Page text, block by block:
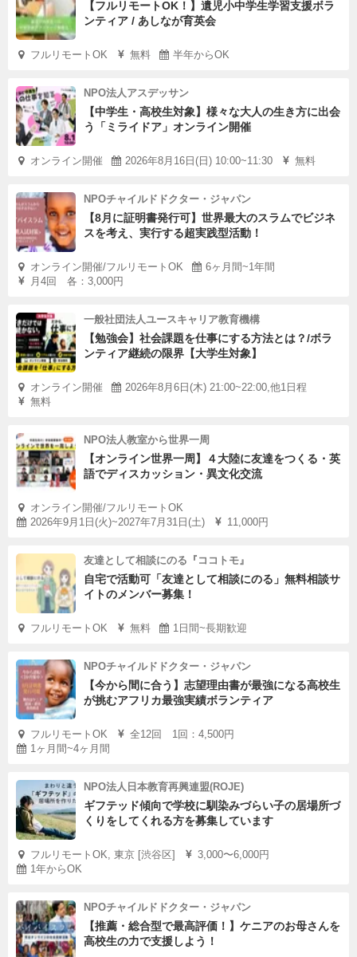
【フルリモートOK！】遺児小中学生学習支援ボラ
ンティア / あしなが育英会
フルリモートOK 無料 半年からOK
NPO法人アスデッサン
【中学生・高校生対象】様々な大人の生き方に出会
う「ミライドア」オンライン開催
オンライン開催 2026年8月16日(日) 10:00~11:30 無料
NPOチャイルドドクター・ジャパン
【8月に証明書発行可】世界最大のスラムでビジネ
スを考え、実行する超実践型活動！
オンライン開催/フルリモートOK
6ヶ月間~1年間
月4回 各：3,000円
一般社団法人ユースキャリア教育機構
【勉強会】社会課題を仕事にする方法とは？/ボラ
ンティア継続の限界【大学生対象】
オンライン開催
2026年8月6日(木) 21:00~22:00,他1日程
無料
NPO法人教室から世界一周
【オンライン世界一周】４大陸に友達をつくる・英
語でディスカッション・異文化交流
オンライン開催/フルリモートOK
2026年9月1日(火)~2027年7月31日(土)
11,000円
友達として相談にのる『ココトモ』
自宅で活動可「友達として相談にのる」無料相談サ
イトのメンバー募集！
フルリモートOK 無料 1日間~長期歓迎
NPOチャイルドドクター・ジャパン
【今から間に合う】志望理由書が最強になる高校生
が挑むアフリカ最強実績ボランティア
フルリモートOK
全12回 1回：4,500円
1ヶ月間~4ヶ月間
NPO法人日本教育再興連盟(ROJE)
ギフテッド傾向で学校に馴染みづらい子の居場所づ
くりをしてくれる方を募集しています
フルリモートOK, 東京 [渋谷区]
3,000〜6,000円
1年からOK
NPOチャイルドドクター・ジャパン
【推薦・総合型で最高評価！】ケニアのお母さんを
高校生の力で支援しよう！